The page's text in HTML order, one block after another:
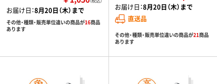
お届け日：8月20日（木）まで
その他・種類・販売単位違いの商品が16商品
あります
お届け日：8月20日（木）まで
直送品
その他・種類・販売単位違いの商品が21商品
あります